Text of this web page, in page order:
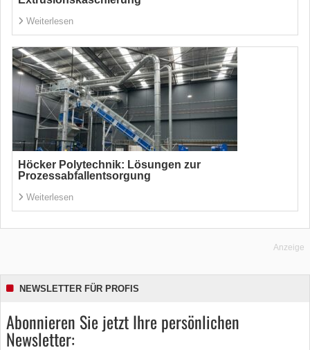
Weiterlesen
Höcker Polytechnik: Lösungen zur
Prozessabfallentsorgung
Weiterlesen
Anzeige
NEWSLETTER FÜR PROFIS
Abonnieren Sie jetzt Ihre persönlichen
Newsletter: